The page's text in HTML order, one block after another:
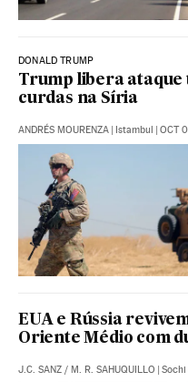
DONALD TRUMP
Trump libera
curdas na Síria
ANDRÉS MOURENZA | Istambul | OCT
EUA e Rússia
Oriente Médio com
J.C. SANZ / M. R. SAHUQUILLO |